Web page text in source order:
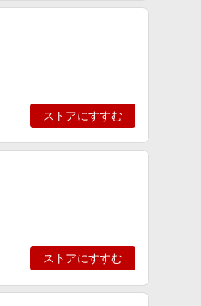
ストアにすすむ
ストアにすすむ